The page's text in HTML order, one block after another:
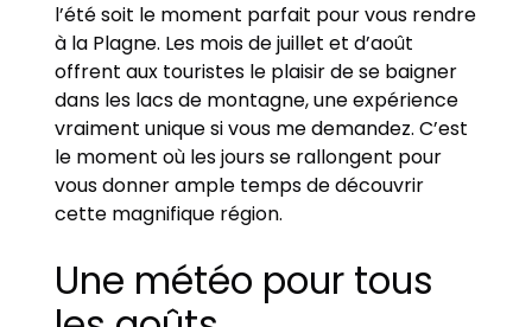
l’été soit le moment parfait pour vous rendre
à la Plagne. Les mois de juillet et d’août
offrent aux touristes le plaisir de se baigner
dans les lacs de montagne, une expérience
vraiment unique si vous me demandez. C’est
le moment où les jours se rallongent pour
vous donner ample temps de découvrir
cette magnifique région.
Une météo pour tous